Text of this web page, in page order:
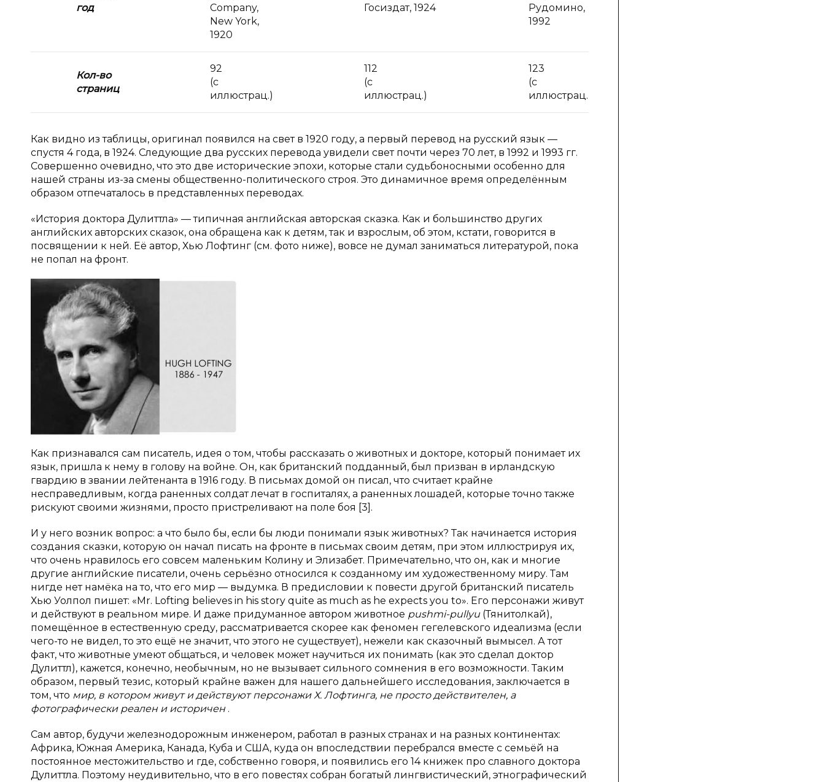
год
Company,
New York,
1920
Госиздат, 1924
Рудомино,
1992
Кол-во
страниц
92
(с
иллюстрац.)
112
(с
иллюстрац.)
123
(с
иллюстрац.)
Как видно из таблицы, оригинал появился на свет в 1920 году, а первый перевод на русский язык —
спустя 4 года, в 1924. Следующие два русских перевода увидели свет почти через 70 лет, в 1992 и 1993 гг.
Совершенно очевидно, что это две исторические эпохи, которые стали судьбоносными особенно для
нашей страны из-за смены общественно-политического строя. Это динамичное время определённым
образом отпечаталось в представленных переводах.
«История доктора Дулиттла» — типичная английская авторская сказка. Как и большинство других
английских авторских сказок, она обращена как к детям, так и взрослым, об этом, кстати, говорится в
посвящении к ней. Её автор, Хью Лофтинг (см. фото ниже), вовсе не думал заниматься литературой, пока
не попал на фронт.
Как признавался сам писатель, идея о том, чтобы рассказать о животных и докторе, который понимает их
язык, пришла к нему в голову на войне. Он, как британский подданный, был призван в ирландскую
гвардию в звании лейтенанта в 1916 году. В письмах домой он писал, что считает крайне
несправедливым, когда раненных солдат лечат в госпиталях, а раненных лошадей, которые точно также
рискуют своими жизнями, просто пристреливают на поле боя [3].
И у него возник вопрос: а что было бы, если бы люди понимали язык животных? Так начинается история
создания сказки, которую он начал писать на фронте в письмах своим детям, при этом иллюстрируя их,
что очень нравилось его совсем маленьким Колину и Элизабет. Примечательно, что он, как и многие
другие английские писатели, очень серьёзно относился к созданному им художественному миру. Там
нигде нет намёка на то, что его мир — выдумка. В предисловии к повести другой британский писатель
Хью Уолпол пишет: «Mr. Lofting believes in his story quite as much as he expects you to». Его персонажи живут
и действуют в реальном мире. И даже придуманное автором животное pushmi-pullyu (Тянитолкай),
помещённое в естественную среду, рассматривается скорее как феномен гегелевского идеализма (если
чего-то не видел, то это ещё не значит, что этого не существует), нежели как сказочный вымысел. А тот
факт, что животные умеют общаться, и человек может научиться их понимать (как это сделал доктор
Дулиттл), кажется, конечно, необычным, но не вызывает сильного сомнения в его возможности. Таким
образом, первый тезис, который крайне важен для нашего дальнейшего исследования, заключается в
том, что мир, в котором живут и действуют персонажи Х. Лофтинга, не просто действителен, а
фотографически реален и историчен .
Сам автор, будучи железнодорожным инженером, работал в разных странах и на разных континентах:
Африка, Южная Америка, Канада, Куба и США, куда он впоследствии перебрался вместе с семьёй на
постоянное местожительство и где, собственно говоря, и появились его 14 книжек про славного доктора
Дулиттла. Поэтому неудивительно, что в его повестях собран богатый лингвистический, этнографический